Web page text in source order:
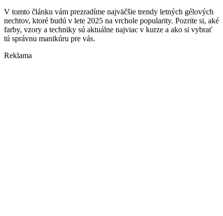
V tomto článku vám prezradíme najväčšie trendy letných gélových
nechtov, ktoré budú v lete 2025 na vrchole popularity. Pozrite si, aké
farby, vzory a techniky sú aktuálne najviac v kurze a ako si vybrať
tú správnu manikúru pre vás.
Reklama